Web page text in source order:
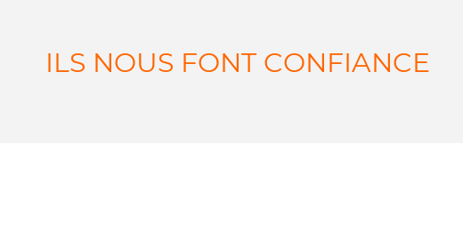
ILS NOUS FONT CONFIANCE